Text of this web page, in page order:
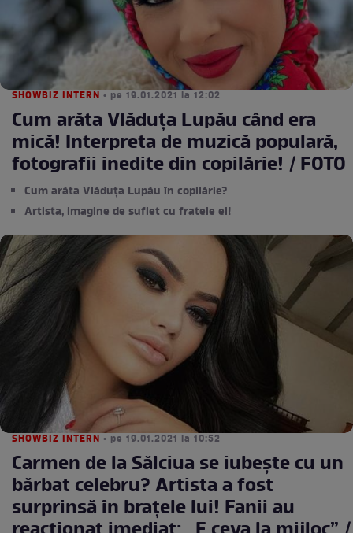
SHOWBIZ INTERN • pe 19.01.2021 la 12:02
Cum arăta Vlăduța Lupău când era
mică! Interpreta de muzică populară,
fotografii inedite din copilărie! / FOTO
Cum arăta Vlăduța Lupău în copilărie?
Artista, imagine de suflet cu fratele ei!
SHOWBIZ INTERN • pe 19.01.2021 la 10:52
Carmen de la Sălciua se iubește cu un
bărbat celebru? Artista a fost
surprinsă în brațele lui! Fanii au